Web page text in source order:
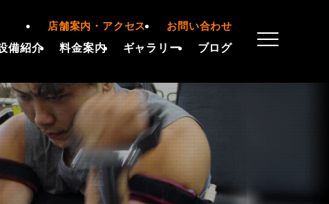
備紹介 料金案内 ギャラリー ブログ
店舗案内・アクセス お問い合わせ